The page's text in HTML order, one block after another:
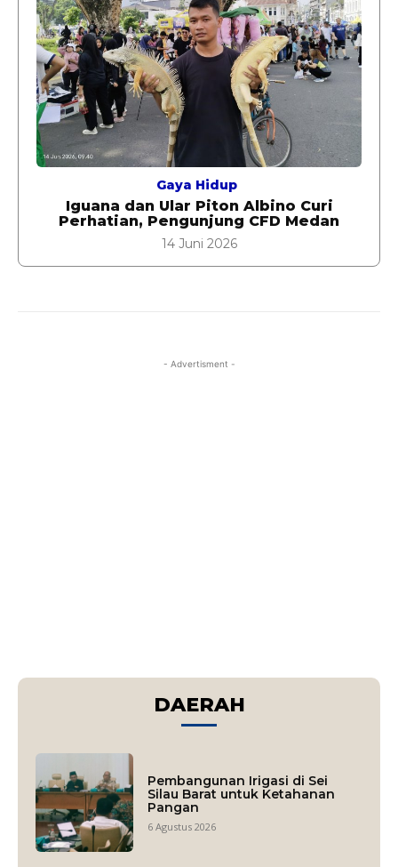
Gaya Hidup
Iguana dan Ular Piton Albino Curi
Perhatian, Pengunjung CFD Medan
14 Juni 2026
- Advertisment -
DAERAH
Pembangunan Irigasi di Sei
Silau Barat untuk Ketahanan
Pangan
6 Agustus 2026